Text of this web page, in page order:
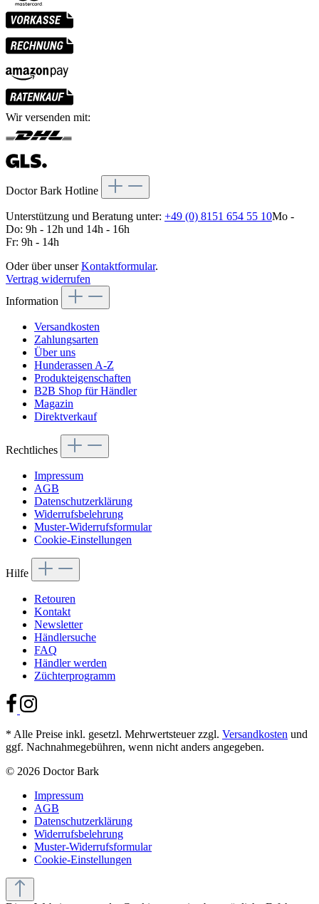
Wir versenden mit:
Doctor Bark Hotline
Unterstützung und Beratung unter: +49 (0) 8151 654 55 10Mo -
Do: 9h - 12h und 14h - 16h
Fr: 9h - 14h
Oder über unserKontaktformular.
Vertrag widerrufen
Information
Versandkosten
Zahlungsarten
Über uns
Hunderassen A-Z
Produkteigenschaften
B2B Shop für Händler
Magazin
Direktverkauf
Rechtliches
Impressum
AGB
Datenschutzerklärung
Widerrufsbelehrung
Muster-Widerrufsformular
Cookie-Einstellungen
Hilfe
Retouren
Kontakt
Newsletter
Händlersuche
FAQ
Händler werden
Züchterprogramm
* Alle Preise inkl. gesetzl. Mehrwertsteuer zzgl. Versandkosten und
ggf. Nachnahmegebühren, wenn nicht anders angegeben.
© 2026 Doctor Bark
Impressum
AGB
Datenschutzerklärung
Widerrufsbelehrung
Muster-Widerrufsformular
Cookie-Einstellungen